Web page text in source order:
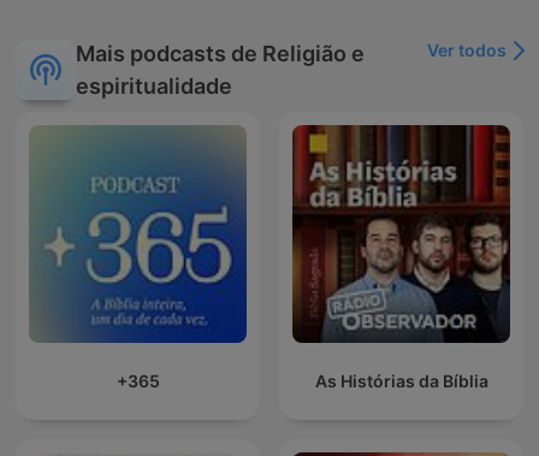
Mais podcasts de Religião e
espiritualidade
Ver todos
+365 As Histórias da Bíblia